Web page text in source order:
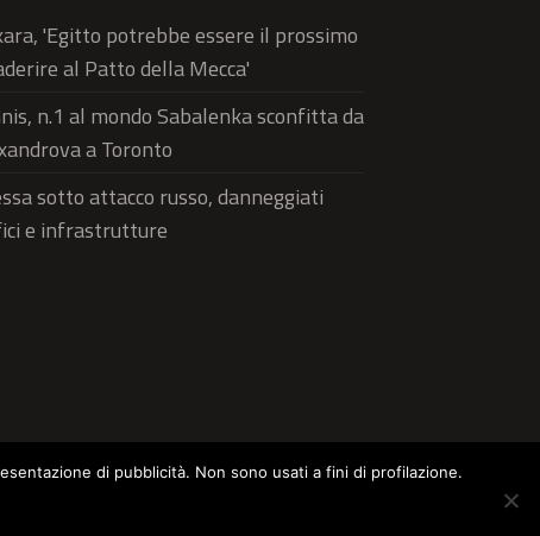
'Egitto potrebbe essere il prossimo
al Patto della Mecca'
n.1 al mondo Sabalenka sconfitta da
a Toronto
sotto attacco russo, danneggiati
e infrastrutture
di pubblicità. Non sono usati a fini di profilazione.